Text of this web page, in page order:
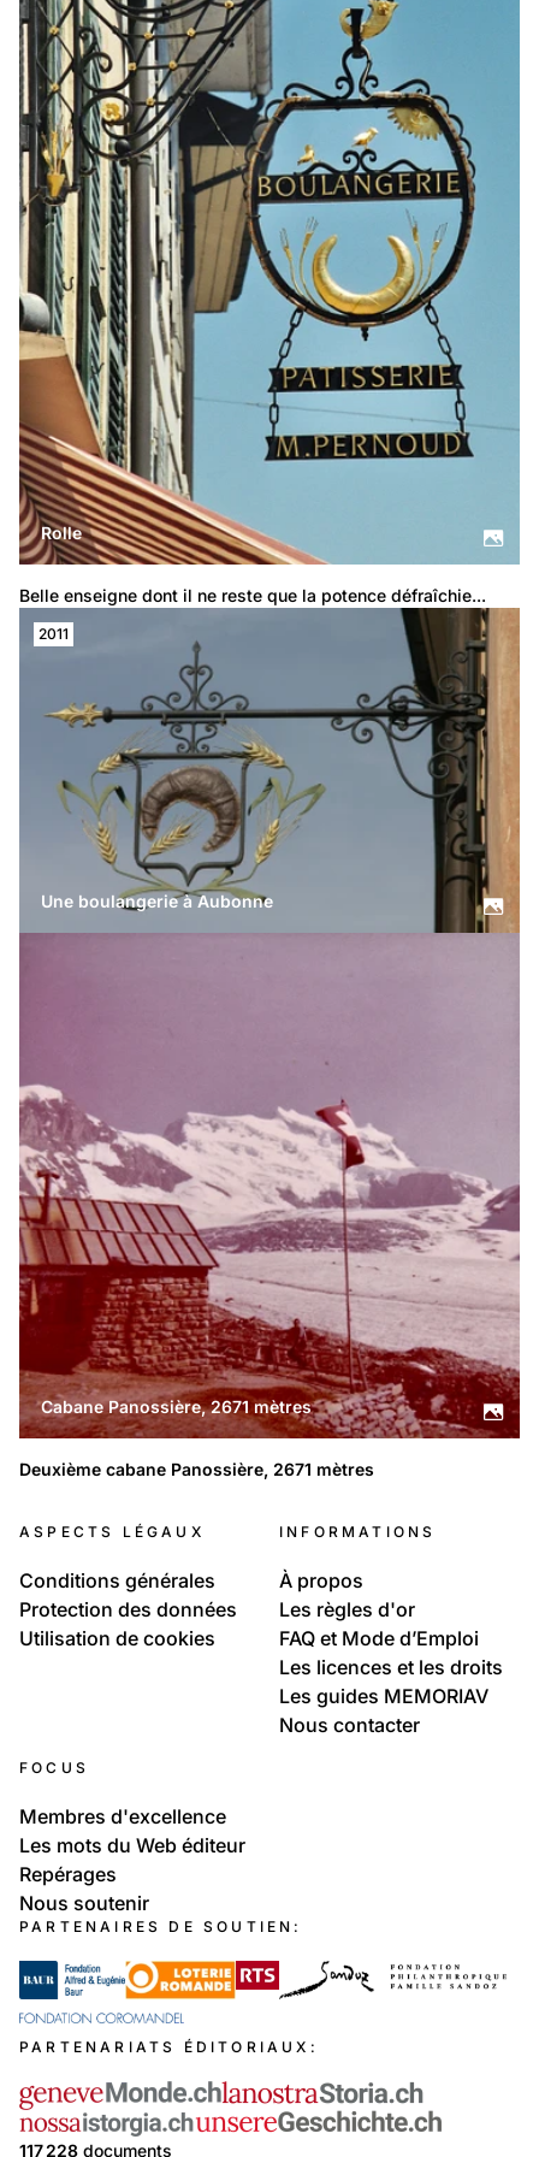
Rolle
Belle enseigne dont il ne reste que la potence défraîchie...
2011
Une boulangerie à Aubonne
Cabane Panossière, 2671 mètres
Deuxième cabane Panossière, 2671 mètres
ASPECTS LÉGAUX
Conditions générales
Protection des données
Utilisation de cookies
INFORMATIONS
À propos
Les règles d'or
FAQ et Mode d’Emploi
Les licences et les droits
Les guides MEMORIAV
Nous contacter
FOCUS
Membres d'excellence
Les mots du Web éditeur
Repérages
Nous soutenir
PARTENAIRES DE SOUTIEN:
PARTENARIATS ÉDITORIAUX:
117 228 documents